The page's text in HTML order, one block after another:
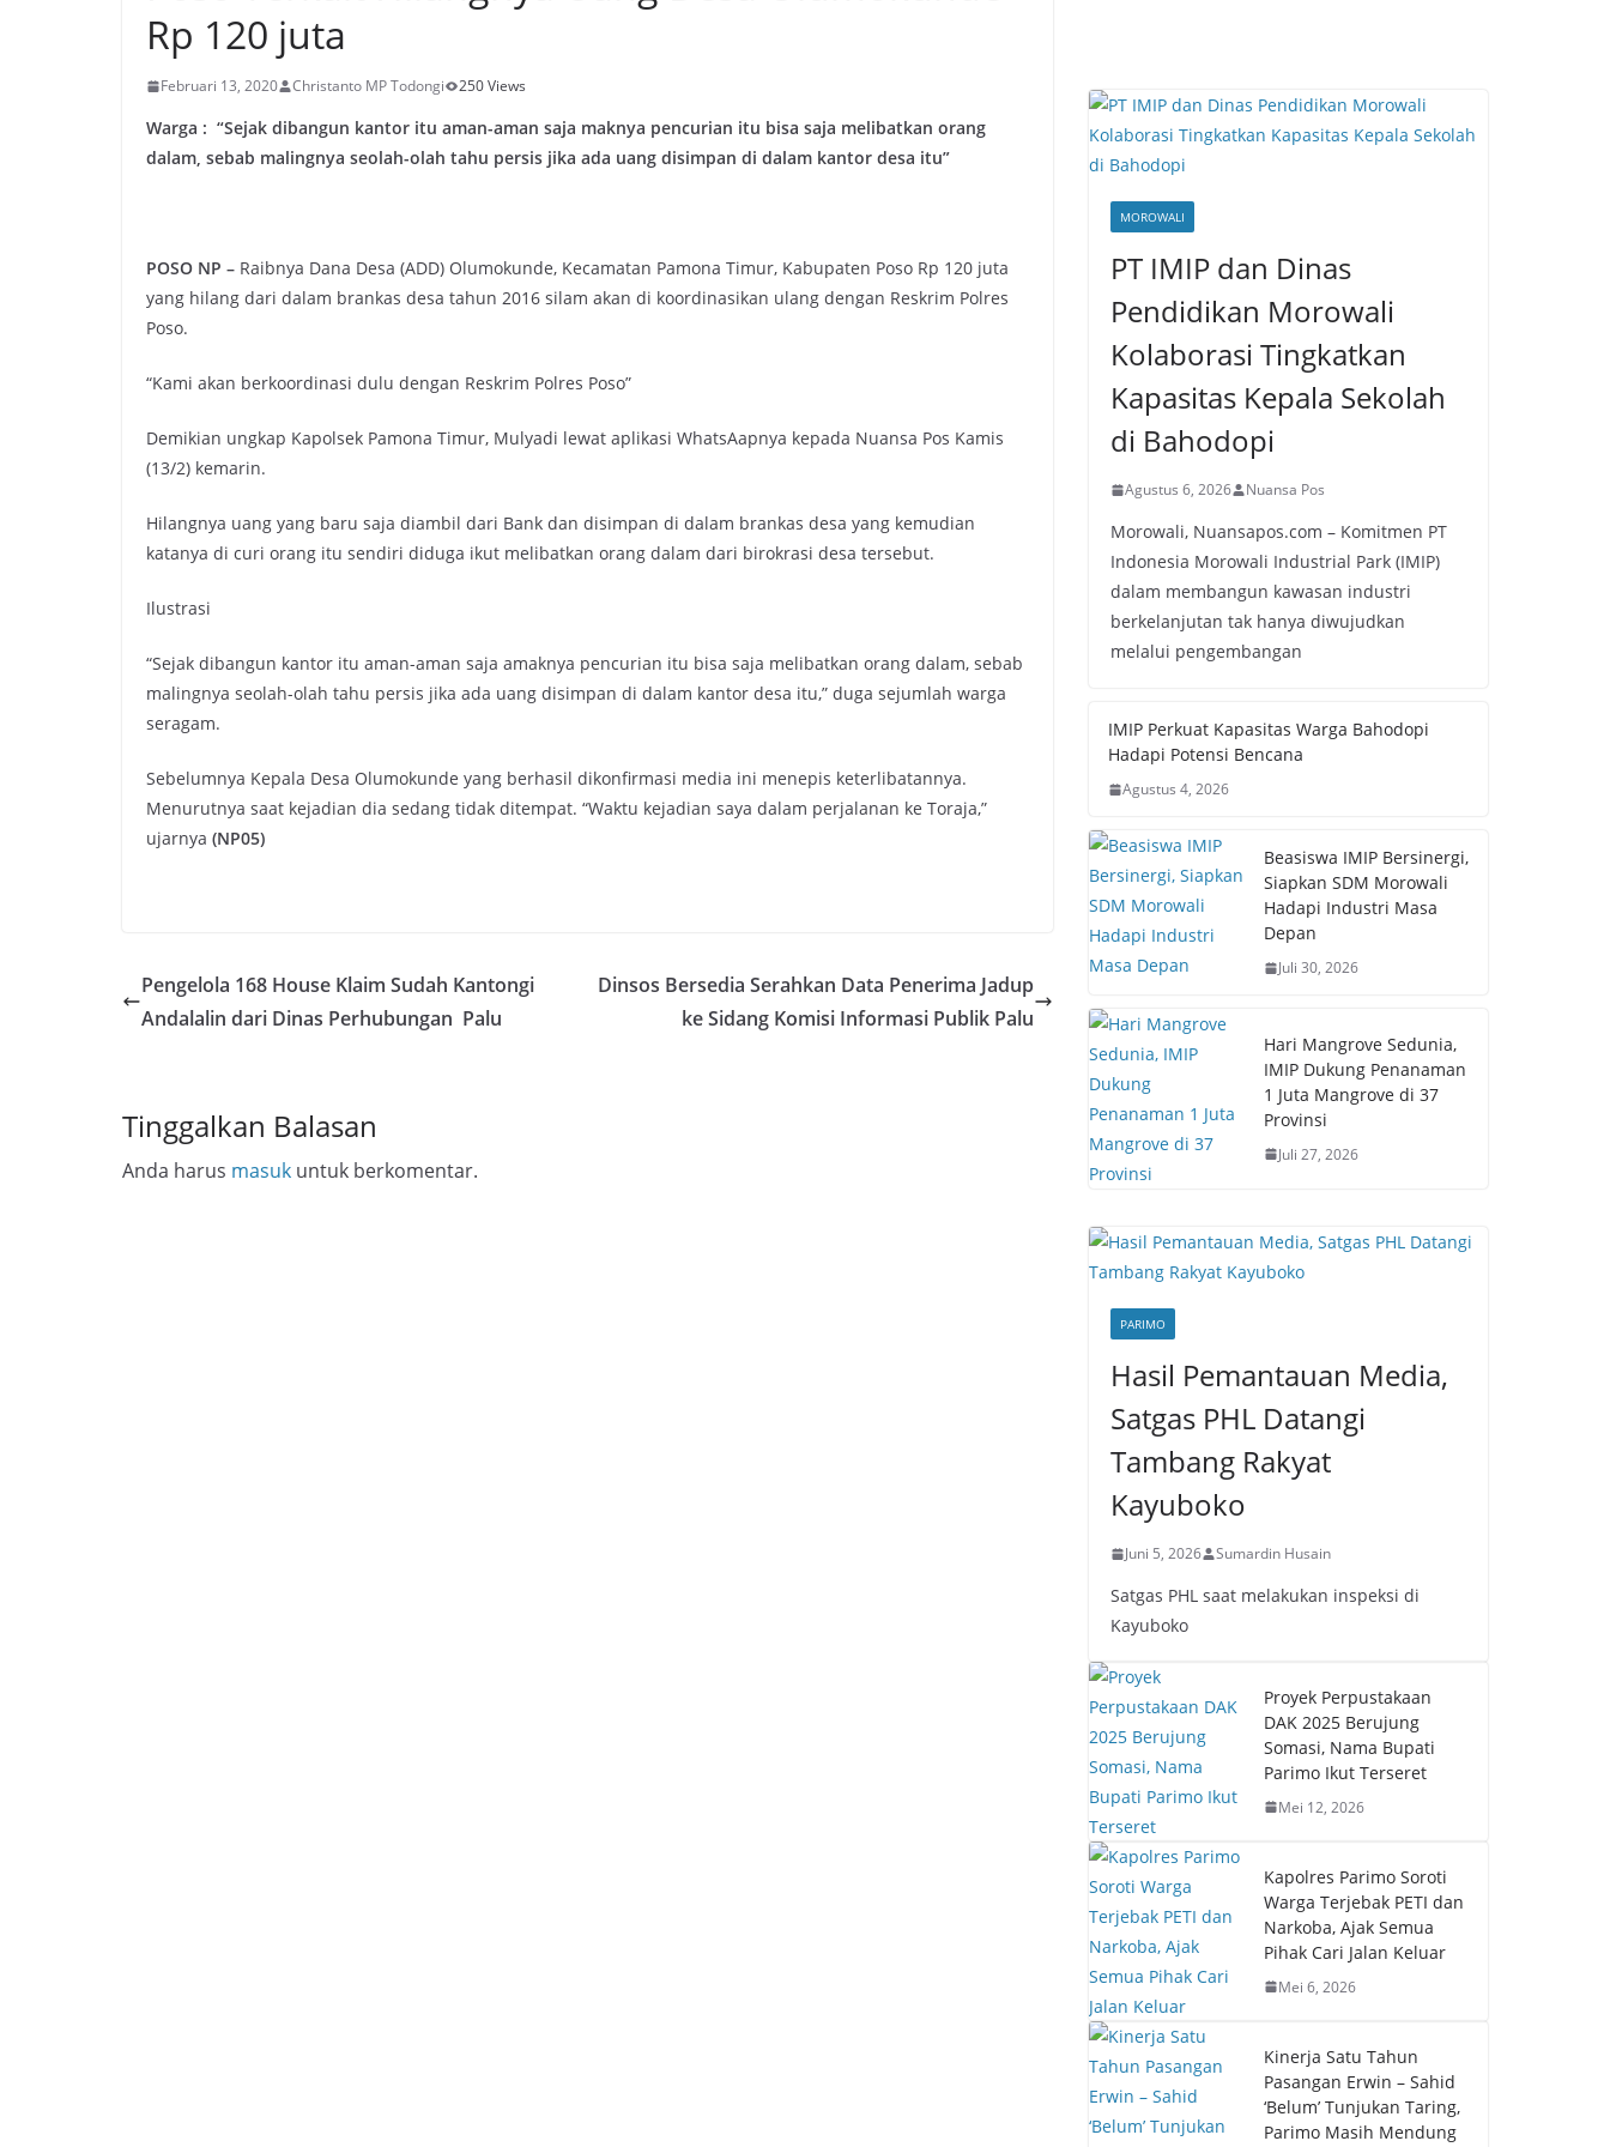
Rp 120 juta
Februari 13, 2020 Christanto MP Todongi 250 Views
Warga : “Sejak dibangun kantor itu aman-aman saja maknya pencurian itu bisa saja melibatkan orang
dalam, sebab malingnya seolah-olah tahu persis jika ada uang disimpan di dalam kantor desa itu”
POSO NP – Raibnya Dana Desa (ADD) Olumokunde, Kecamatan Pamona Timur, Kabupaten Poso Rp 120 juta
yang hilang dari dalam brankas desa tahun 2016 silam akan di koordinasikan ulang dengan Reskrim Polres
Poso.
“Kami akan berkoordinasi dulu dengan Reskrim Polres Poso”
Demikian ungkap Kapolsek Pamona Timur, Mulyadi lewat aplikasi WhatsAapnya kepada Nuansa Pos Kamis
(13/2) kemarin.
Hilangnya uang yang baru saja diambil dari Bank dan disimpan di dalam brankas desa yang kemudian
katanya di curi orang itu sendiri diduga ikut melibatkan orang dalam dari birokrasi desa tersebut.
Ilustrasi
“Sejak dibangun kantor itu aman-aman saja amaknya pencurian itu bisa saja melibatkan orang dalam, sebab
malingnya seolah-olah tahu persis jika ada uang disimpan di dalam kantor desa itu,” duga sejumlah warga
seragam.
Sebelumnya Kepala Desa Olumokunde yang berhasil dikonfirmasi media ini menepis keterlibatannya.
Menurutnya saat kejadian dia sedang tidak ditempat. “Waktu kejadian saya dalam perjalanan ke Toraja,”
ujarnya (NP05)
Pengelola 168 House Klaim Sudah Kantongi
Andalalin dari Dinas Perhubungan Palu
Dinsos Bersedia Serahkan Data Penerima Jadup
ke Sidang Komisi Informasi Publik Palu
Tinggalkan Balasan
Anda harus masuk untuk berkomentar.
MOROWALI
PT IMIP dan Dinas
Pendidikan Morowali
Kolaborasi Tingkatkan
Kapasitas Kepala Sekolah
di Bahodopi
Agustus 6, 2026 Nuansa Pos
Morowali, Nuansapos.com – Komitmen PT
Indonesia Morowali Industrial Park (IMIP)
dalam membangun kawasan industri
berkelanjutan tak hanya diwujudkan
melalui pengembangan
IMIP Perkuat Kapasitas Warga Bahodopi
Hadapi Potensi Bencana
Agustus 4, 2026
Beasiswa IMIP Bersinergi,
Siapkan SDM Morowali
Hadapi Industri Masa
Depan
Juli 30, 2026
Hari Mangrove Sedunia,
IMIP Dukung Penanaman
1 Juta Mangrove di 37
Provinsi
Juli 27, 2026
PARIMO
Hasil Pemantauan Media,
Satgas PHL Datangi
Tambang Rakyat
Kayuboko
Juni 5, 2026 Sumardin Husain
Satgas PHL saat melakukan inspeksi di
Kayuboko
Proyek Perpustakaan
DAK 2025 Berujung
Somasi, Nama Bupati
Parimo Ikut Terseret
Mei 12, 2026
Kapolres Parimo Soroti
Warga Terjebak PETI dan
Narkoba, Ajak Semua
Pihak Cari Jalan Keluar
Mei 6, 2026
Kinerja Satu Tahun
Pasangan Erwin – Sahid
‘Belum’ Tunjukan Taring,
Parimo Masih Mendung